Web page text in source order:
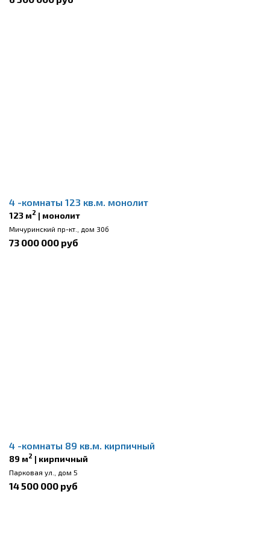
4 -комнаты 123 кв.м. монолит
123 м2 | монолит
Мичуринский пр-кт., дом 30б
73 000 000 руб
4 -комнаты 89 кв.м. кирпичный
89 м2 | кирпичный
Парковая ул., дом 5
14 500 000 руб